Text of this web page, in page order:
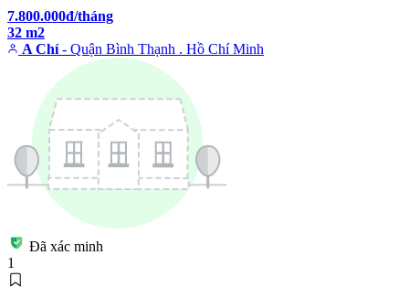
7.800.000đ/tháng
32 m2
A Chí- Quận Bình Thạnh . Hồ Chí Minh
Đã xác minh
1